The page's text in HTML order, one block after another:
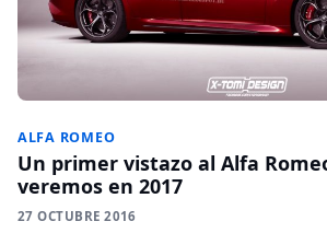
ALFA ROMEO
Un primer vistazo al Alfa
veremos en 2017
27 OCTUBRE 2016